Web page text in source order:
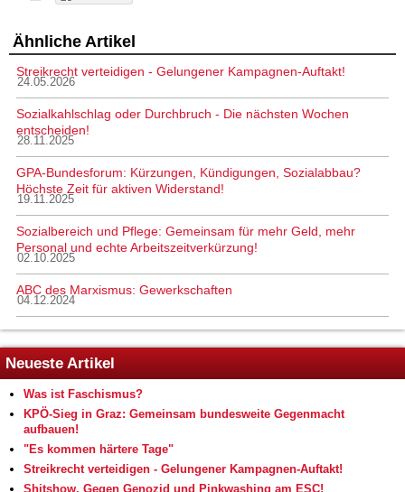
Ähnliche Artikel
Streikrecht verteidigen - Gelungener Kampagnen-Auftakt!
24.05.2026
Sozialkahlschlag oder Durchbruch - Die nächsten Wochen
entscheiden!
28.11.2025
GPA-Bundesforum: Kürzungen, Kündigungen, Sozialabbau?
Höchste Zeit für aktiven Widerstand!
19.11.2025
Sozialbereich und Pflege: Gemeinsam für mehr Geld, mehr
Personal und echte Arbeitszeitverkürzung!
02.10.2025
ABC des Marxismus: Gewerkschaften
04.12.2024
Neueste Artikel
Was ist Faschismus?
KPÖ-Sieg in Graz: Gemeinsam bundesweite Gegenmacht
aufbauen!
"Es kommen härtere Tage"
Streikrecht verteidigen - Gelungener Kampagnen-Auftakt!
Shitshow. Gegen Genozid und Pinkwashing am ESC!